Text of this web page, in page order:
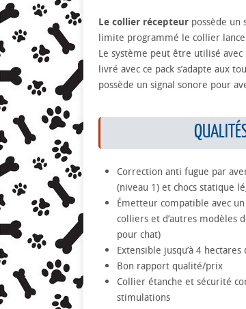
Le collier récepteur possède un
limite programmé le collier
Le système peut être utilisé
livré avec ce pack s’adapte aux
possède un signal sonore pour
Correction anti fugue par
(niveau 1) et chocs statique
Émetteur compatible avec
colliers et d’autres modèles
pour chat)
Extensible jusqu’à 4
Bon rapport qualité/prix
Collier étanche et sécurité
stimulations